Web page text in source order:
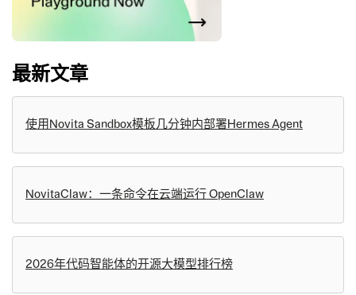
最新文章
使用Novita Sandbox模板几分钟内部署Hermes Agent
NovitaClaw：一条命令在云端运行 OpenClaw
2026年代码智能体的开源大模型排行榜